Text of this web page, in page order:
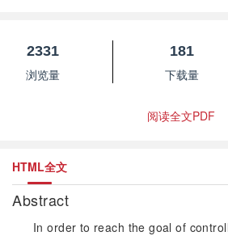
2331
浏览量
181
下载量
阅读全文PDF
HTML全文
Abstract
In order to reach the goal of